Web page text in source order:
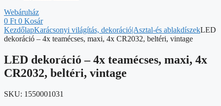
Webáruház
0 Ft 0 Kosár
KezdőlapKarácsonyi világítás, dekoráció|Asztal-és ablakdíszekLED
dekoráció – 4x teamécses, maxi, 4x CR2032, beltéri, vintage
LED dekoráció – 4x teamécses, maxi, 4x
CR2032, beltéri, vintage
SKU: 1550001031